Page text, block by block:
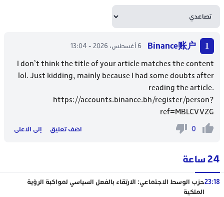
Binance账户 6 أغسطس، 2026 - 13:04
I don’t think the title of your article matches the content
lol. Just kidding, mainly because I had some doubts after
reading the article.
https://accounts.binance.bh/register/person?
ref=MBLCVVZG
0 اضف تعليق إلى الاعلى
24 ساعة
23:18حزب الوسط الاجتماعي: الارتقاء بالفعل السياسي لمواكبة الرؤية
الملكية